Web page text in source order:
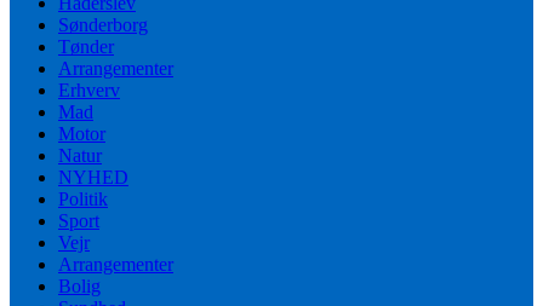
Sønderborg
Tønder
Arrangementer
Erhverv
Mad
Motor
Natur
NYHED
Politik
Sport
Vejr
Arrangementer
Bolig